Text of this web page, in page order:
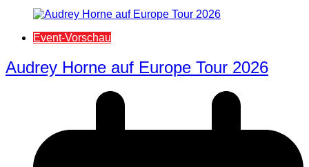
Event-Vorschau
Audrey Horne auf Europe Tour 2026